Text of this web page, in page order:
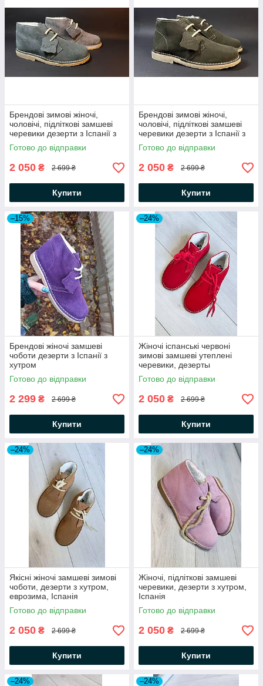
Брендові зимові жіночі,
чоловічі, підліткові замшеві
черевики дезерти з Іспанії з
хутром
Готово до відправки
2 050 ₴ 2 699 ₴
Купити
Брендові зимові жіночі,
чоловічі, підліткові замшеві
черевики дезерти з Іспанії з
хутром
Готово до відправки
2 050 ₴ 2 699 ₴
Купити
–15%
Брендові жіночі замшеві
чоботи дезерти з Іспанії з
хутром
Готово до відправки
2 299 ₴ 2 699 ₴
Купити
–24%
Жіночі іспанські червоні
зимові замшеві утеплені
черевики, дезерты
Готово до відправки
2 050 ₴ 2 699 ₴
Купити
–24%
Якісні жіночі замшеві зимові
чоботи, дезерти з хутром,
еврозима, Іспанія
Готово до відправки
2 050 ₴ 2 699 ₴
Купити
–24%
Жіночі, підліткові замшеві
черевики, дезерти з хутром,
Іспанія
Готово до відправки
2 050 ₴ 2 699 ₴
Купити
–24% –24%